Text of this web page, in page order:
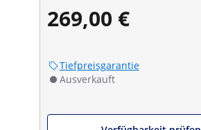
269,00 €
Tiefpreisgarantie
Ausverkauft